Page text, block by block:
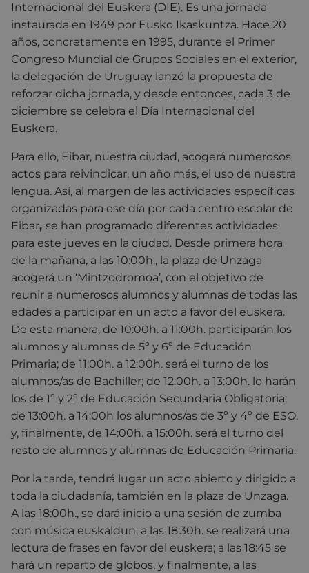
Internacional del Euskera (DIE). Es una jornada
instaurada en 1949 por Eusko Ikaskuntza. Hace 20
años, concretamente en 1995, durante el Primer
Congreso Mundial de Grupos Sociales en el exterior,
la delegación de Uruguay lanzó la propuesta de
reforzar dicha jornada, y desde entonces, cada 3 de
diciembre se celebra el Día Internacional del
Euskera.
Para ello, Eibar, nuestra ciudad, acogerá numerosos
actos para reivindicar, un año más, el uso de nuestra
lengua. Así, al margen de las actividades específicas
organizadas para ese día por cada centro escolar de
Eibar, se han programado diferentes actividades
para este jueves en la ciudad. Desde primera hora
de la mañana, a las 10:00h., la plaza de Unzaga
acogerá un ‘Mintzodromoa’, con el objetivo de
reunir a numerosos alumnos y alumnas de todas las
edades a participar en un acto a favor del euskera.
De esta manera, de 10:00h. a 11:00h. participarán los
alumnos y alumnas de 5º y 6º de Educación
Primaria; de 11:00h. a 12:00h. será el turno de los
alumnos/as de Bachiller; de 12:00h. a 13:00h. lo harán
los de 1º y 2º de Educación Secundaria Obligatoria;
de 13:00h. a 14:00h los alumnos/as de 3º y 4º de ESO,
y, finalmente, de 14:00h. a 15:00h. será el turno del
resto de alumnos y alumnas de Educación Primaria.
Por la tarde, tendrá lugar un acto abierto y dirigido a
toda la ciudadanía, también en la plaza de Unzaga.
A las 18:00h., se dará inicio a una sesión de zumba
con música euskaldun; a las 18:30h. se realizará una
lectura de frases en favor del euskera; a las 18:45 se
hará un reparto de globos, y finalmente, a las